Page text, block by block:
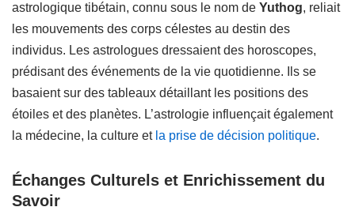
astrologique tibétain, connu sous le nom de Yuthog, reliait
les mouvements des corps célestes au destin des
individus. Les astrologues dressaient des horoscopes,
prédisant des événements de la vie quotidienne. Ils se
basaient sur des tableaux détaillant les positions des
étoiles et des planètes. L’astrologie influençait également
la médecine, la culture et la prise de décision politique.
Échanges Culturels et Enrichissement du
Savoir